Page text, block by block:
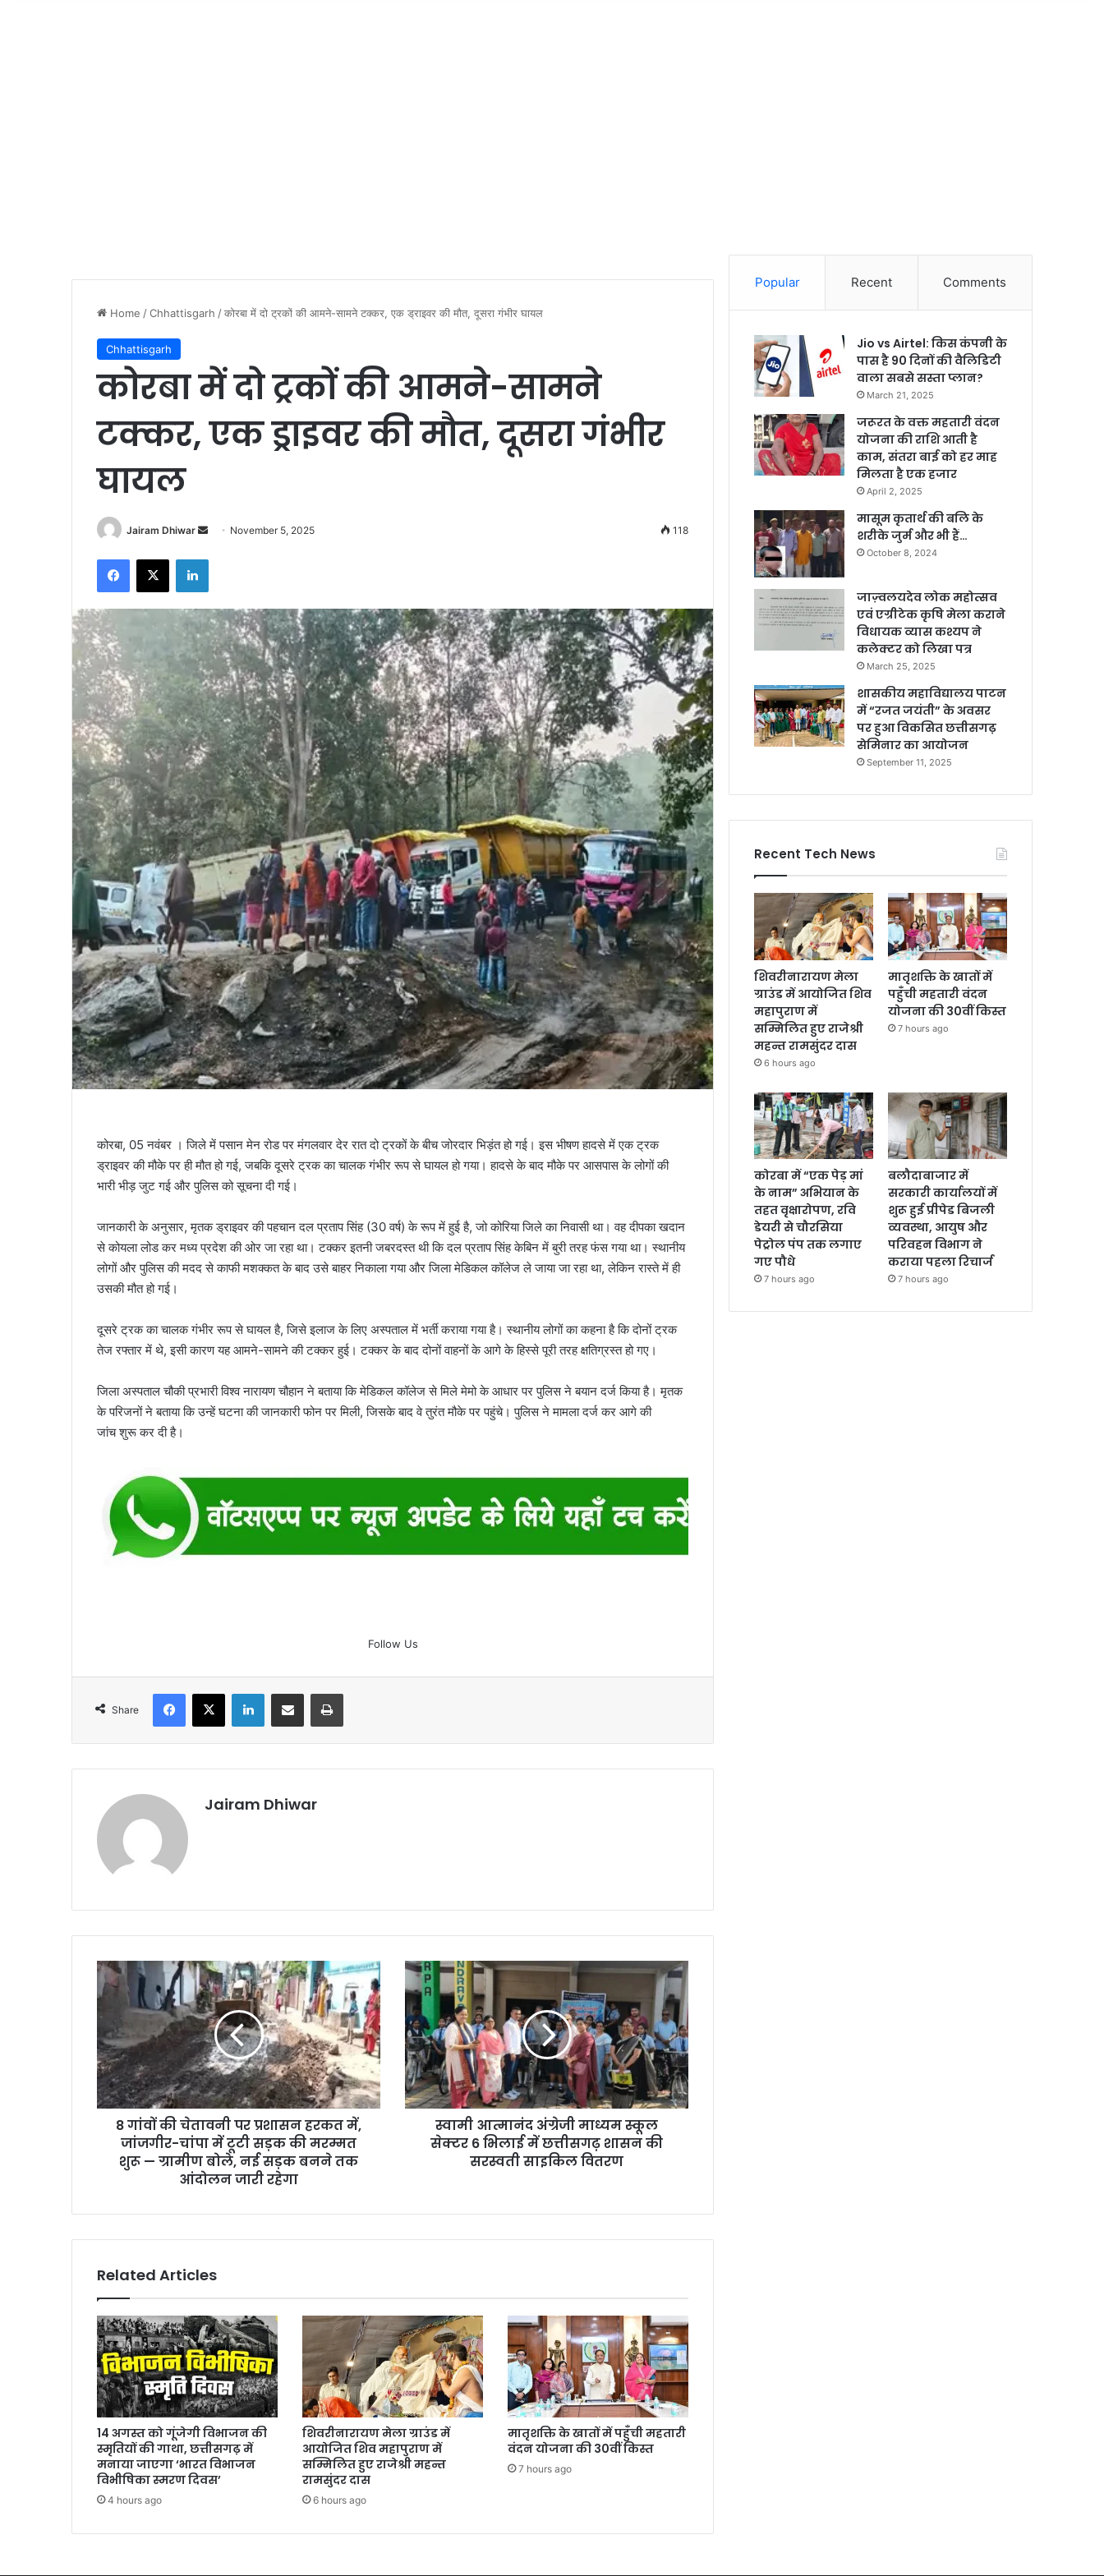
Home /Chhattisgarh /कोरबा में दो ट्रकों की आमने-सामने टक्कर, एक ड्राइवर की मौत, दूसरा गंभीर घायल
Chhattisgarh
कोरबा में दो ट्रकों की आमने-सामने
टक्कर, एक ड्राइवर की मौत, दूसरा गंभीर
घायल
Jairam Dhiwar
Send November 5, 2025 118
Facebook
X LinkedIn
कोरबा, 05 नवंबर । जिले में पसान मेन रोड पर मंगलवार देर रात दो ट्रकों के बीच जोरदार भिड़ंत हो गई। इस भीषण हादसे में एक ट्रक
ड्राइवर की मौके पर ही मौत हो गई, जबकि दूसरे ट्रक का चालक गंभीर रूप से घायल हो गया। हादसे के बाद मौके पर आसपास के लोगों की
भारी भीड़ जुट गई और पुलिस को सूचना दी गई।
जानकारी के अनुसार, मृतक ड्राइवर की पहचान दल प्रताप सिंह (30 वर्ष) के रूप में हुई है, जो कोरिया जिले का निवासी था। वह दीपका खदान
से कोयला लोड कर मध्य प्रदेश की ओर जा रहा था। टक्कर इतनी जबरदस्त थी कि दल प्रताप सिंह केबिन में बुरी तरह फंस गया था। स्थानीय
लोगों और पुलिस की मदद से काफी मशक्कत के बाद उसे बाहर निकाला गया और जिला मेडिकल कॉलेज ले जाया जा रहा था, लेकिन रास्ते में ही
उसकी मौत हो गई।
दूसरे ट्रक का चालक गंभीर रूप से घायल है, जिसे इलाज के लिए अस्पताल में भर्ती कराया गया है। स्थानीय लोगों का कहना है कि दोनों ट्रक
तेज रफ्तार में थे, इसी कारण यह आमने-सामने की टक्कर हुई। टक्कर के बाद दोनों वाहनों के आगे के हिस्से पूरी तरह क्षतिग्रस्त हो गए।
जिला अस्पताल चौकी प्रभारी विश्व नारायण चौहान ने बताया कि मेडिकल कॉलेज से मिले मेमो के आधार पर पुलिस ने बयान दर्ज किया है। मृतक
के परिजनों ने बताया कि उन्हें घटना की जानकारी फोन पर मिली, जिसके बाद वे तुरंत मौके पर पहुंचे। पुलिस ने मामला दर्ज कर आगे की
जांच शुरू कर दी है।
Follow Us
Share
Facebook
X LinkedInShare via Email Print
Jairam Dhiwar
8
गांवों
की
चेतावनी
पर
प्रशासन
हरकत
में,
जांजगीर-
—
बोले,
नई
सड़क
बनने
तक
आंदोलन
जारी
रहेगा
8 गांवों की चेतावनी पर प्रशासन हरकत में,
जांजगीर-चांपा में टूटी सड़क की मरम्मत
शुरू — ग्रामीण बोले, नई सड़क बनने तक
आंदोलन जारी रहेगा
स्वामी
आत्मानंद
अंग्रेजी
माध्यम
स्कूल
सेक्टर
6
भिलाई
में
छत्तीसगढ़स्वामी आत्मानंद अंग्रेजी माध्यम स्कूल
सेक्टर 6 भिलाई में छत्तीसगढ़ शासन की
सरस्वती साइकिल वितरण
Related Articles
14 अगस्त को गूंजेगी विभाजन की
स्मृतियों की गाथा, छत्तीसगढ़ में
मनाया जाएगा ‘भारत विभाजन
विभीषिका स्मरण दिवस’
4 hours ago
शिवरीनारायण मेला ग्राउंड में
आयोजित शिव महापुराण में
सम्मिलित हुए राजेश्री महन्त
रामसुंदर दास
6 hours ago
मातृशक्ति के खातों में पहुँची महतारी
वंदन योजना की 30वीं किस्त
7 hours ago
Popular Recent Comments
Jio vs Airtel: किस कंपनी के
पास है 90 दिनों की वैलिडिटी
वाला सबसे सस्ता प्लान?
March 21, 2025
जरूरत के वक्त महतारी वंदन
योजना की राशि आती है
काम, संतरा बाई को हर माह
मिलता है एक हजार
April 2, 2025
मासूम कृतार्थ की बलि के
शरीके जुर्म और भी हैं…
October 8, 2024
जाज़्वलयदेव लोक महोत्सव
एवं एग्रीटेक कृषि मेला कराने
विधायक व्यास कश्यप ने
कलेक्टर को लिखा पत्र
March 25, 2025
शासकीय महाविद्यालय पाटन
में “रजत जयंती” के अवसर
पर हुआ विकसित छत्तीसगढ़
सेमिनार का आयोजन
September 11, 2025
Recent Tech News
शिवरीनारायण मेला
ग्राउंड में आयोजित शिव
महापुराण में
सम्मिलित हुए राजेश्री
महन्त रामसुंदर दास
6 hours ago
मातृशक्ति के खातों में
पहुँची महतारी वंदन
योजना की 30वीं किस्त
7 hours ago
कोरबा में “एक पेड़ मां
के नाम” अभियान के
तहत वृक्षारोपण, रवि
डेयरी से चौरसिया
पेट्रोल पंप तक लगाए
गए पौधे
7 hours ago
बलौदाबाजार में
सरकारी कार्यालयों में
शुरू हुई प्रीपेड बिजली
व्यवस्था, आयुष और
परिवहन विभाग ने
कराया पहला रिचार्ज
7 hours ago